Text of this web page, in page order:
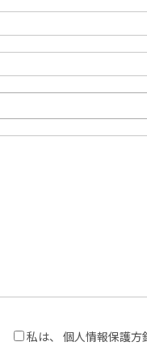
私は、 個人情報保護方